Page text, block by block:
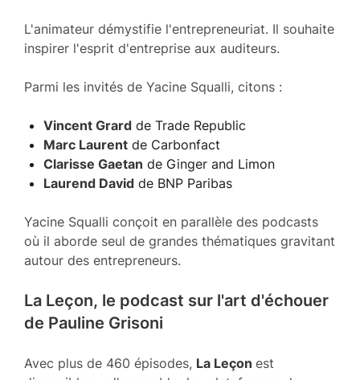
L'animateur démystifie l'entrepreneuriat. Il souhaite
inspirer l'esprit d'entreprise aux auditeurs.
Parmi les invités de Yacine Squalli, citons :
Vincent Grard de Trade Republic
Marc Laurent de Carbonfact
Clarisse Gaetan de Ginger and Limon
Laurend David de BNP Paribas
Yacine Squalli conçoit en parallèle des podcasts
où il aborde seul de grandes thématiques gravitant
autour des entrepreneurs.
La Leçon, le podcast sur l'art d'échouer
de Pauline Grisoni
Avec plus de 460 épisodes, La Leçon est